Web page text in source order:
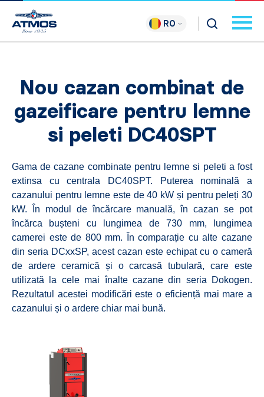
RO
Nou cazan combinat de
gazeificare pentru lemne
si peleti DC40SPT
Gama de cazane combinate pentru lemne si peleti a fost
extinsa cu centrala DC40SPT. Puterea nominală a
cazanului pentru lemne este de 40 kW și pentru peleți 30
kW. În modul de încărcare manuală, în cazan se pot
încărca bușteni cu lungimea de 730 mm, lungimea
camerei este de 800 mm. În comparație cu alte cazane
din seria DCxxSP, acest cazan este echipat cu o cameră
de ardere ceramică și o carcasă tubulară, care este
utilizată la cele mai înalte cazane din seria Dokogen.
Rezultatul acestei modificări este o eficiență mai mare a
cazanului și o ardere chiar mai bună.